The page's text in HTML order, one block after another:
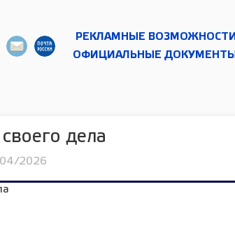
РЕКЛАМНЫЕ ВОЗМОЖНОСТИ
ОФИЦИАЛЬНЫЕ ДОКУМЕНТЫ
дела
2026